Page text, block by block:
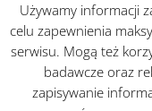
Używamy informacji
celu zapewnienia
serwisu. Mogą też
badawcze oraz
zapisywanie